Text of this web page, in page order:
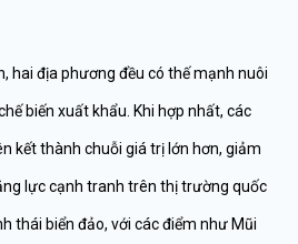
hai địa phương đều có thế mạnh nuôi
biến xuất khẩu. Khi hợp nhất, các
kết thành chuỗi giá trị lớn hơn, giảm
lực cạnh tranh trên thị trường quốc
thái biển đảo, với các điểm như Mũi